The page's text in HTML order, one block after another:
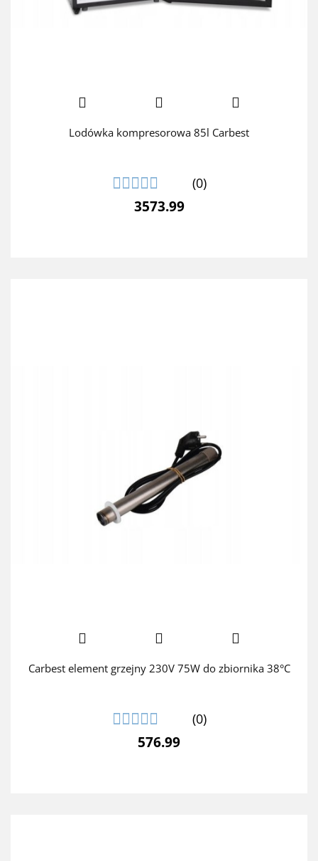
Lodówka kompresorowa 85l Carbest
(0)
3573.99
Carbest element grzejny 230V 75W do zbiornika 38°C
(0)
576.99